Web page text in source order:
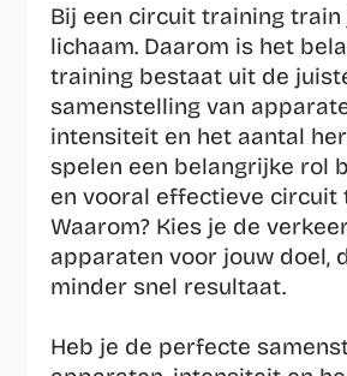
Bij een circuit training train
lichaam. Daarom is het
training bestaat uit de
samenstelling van
intensiteit en het aantal
spelen een belangrijke rol
en vooral effectieve circuit
Waarom? Kies je de
apparaten voor jouw doel,
minder snel resultaat.
Heb je de perfecte